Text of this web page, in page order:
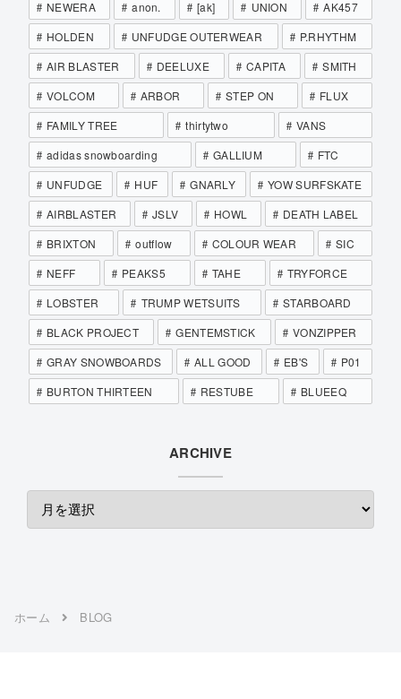
NEWERA
anon. [ak] UNION
AK457
HOLDEN
UNFUDGE OUTERWEAR
P.RHYTHM
AIR BLASTER
DEELUXE CAPITA
SMITH
VOLCOM
ARBOR STEP ON
FLUX
FAMILY TREE
thirtytwo
VANS
adidas snowboarding
GALLIUM
FTC
UNFUDGE
HUF GNARLY
YOW SURFSKATE
AIRBLASTER
JSLV HOWL
DEATH LABEL
BRIXTON
outflow COLOUR WEAR
SIC
NEFF
PEAKS5 TAHE
TRYFORCE
LOBSTER
TRUMP WETSUITS
STARBOARD
BLACK PROJECT
GENTEMSTICK
VONZIPPER
GRAY SNOWBOARDS
ALL GOOD EB'S
P01
BURTON THIRTEEN
RESTUBE BLUEEQ
ARCHIVE
ホーム BLOG